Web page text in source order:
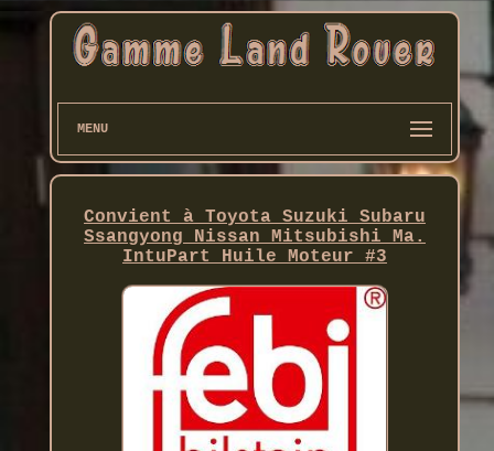
MENU
Convient à Toyota Suzuki Subaru
Ssangyong Nissan Mitsubishi Ma.
IntuPart Huile Moteur #3